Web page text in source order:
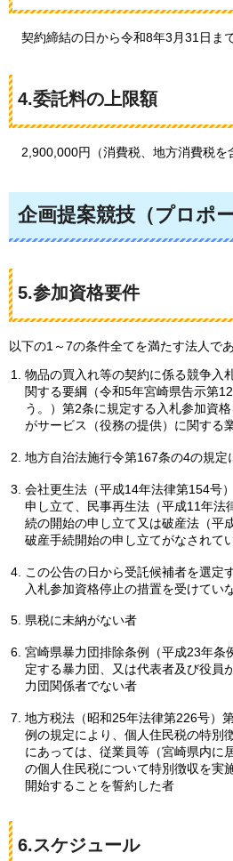
契約締結の日から令和8年3月31日ま
4.委託料の上限額
2,900,000円（消費税、地方消費税を
企画提案競技（プロポ
5.参加資格要件
以下の1～7の条件全てを満たす法人であ
物品の買入れ等の契約に係る競争入
関する要綱（令和5年宮崎県告示第
う。）第2条に規定する入札参加資
がサービス（役務の提供）に関する
地方自治法施行令第167条の4の規定
会社更生法（平成14年法律第154号
申し立て、民事再生法（平成11年法
続の開始の申し立て又は破産法（平
破産手続開始の申し立てがなされて
この公告の日から受託候補者を選定
入札参加資格停止の措置を受けてい
県税に未納がない者
宮崎県暴力団排除条例（平成23年条
定する暴力団、又は代表者及び役員
力団関係者でない者
地方税法（昭和25年法律第226号）
例の規定により、個人住民税の特別
にあっては、従業員等（宮崎県内に
の個人住民税について特別徴収を実
開始することを誓約した者
6.スケジュール